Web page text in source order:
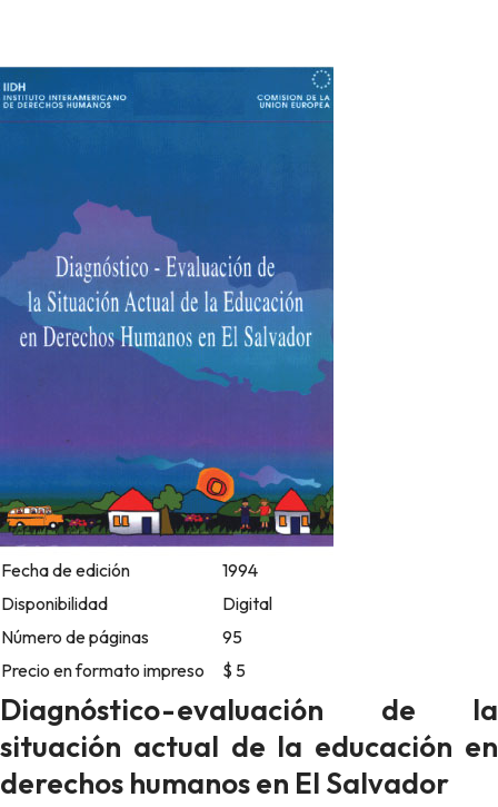
Fecha de edición
1994
Disponibilidad
Digital
Número de páginas
95
Precio en formato impreso
$ 5
Diagnóstico-evaluación de la
situación actual de la educación en
derechos humanos en El Salvador